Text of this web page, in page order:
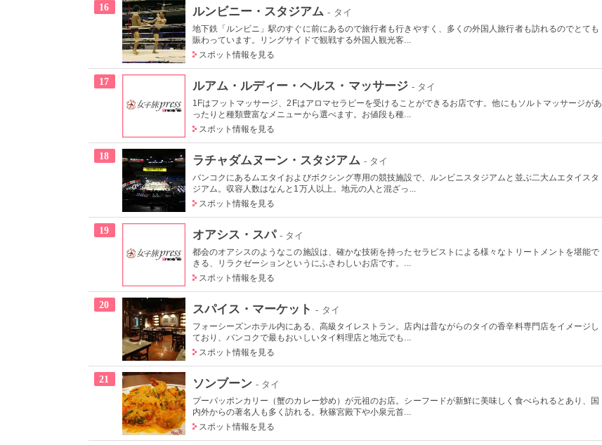
16 ルンビニー・スタジアム - タイ
地下鉄「ルンビニ」駅のすぐに前にあるので旅行者も行きやすく、多くの外国人旅行者も訪れるのでとても
賑わっています。リングサイドで観戦する外国人観光客...
スポット情報を見る
17 ルアム・ルディー・ヘルス・マッサージ - タイ
1Fはフットマッサージ、2Fはアロマセラピーを受けることができるお店です。他にもソルトマッサージがあ
ったりと種類豊富なメニューから選べます。お値段も種...
スポット情報を見る
18 ラチャダムヌーン・スタジアム - タイ
バンコクにあるムエタイおよびボクシング専用の競技施設で、ルンビニスタジアムと並ぶ二大ムエタイスタ
ジアム。収容人数はなんと1万人以上。地元の人と混ざっ...
スポット情報を見る
19 オアシス・スパ - タイ
都会のオアシスのようなこの施設は、確かな技術を持ったセラピストによる様々なトリートメントを堪能で
きる、リラクゼーションというにふさわしいお店です。...
スポット情報を見る
20 スパイス・マーケット - タイ
フォーシーズンホテル内にある、高級タイレストラン。店内は昔ながらのタイの香辛料専門店をイメージし
ており、バンコクで最もおいしいタイ料理店と地元でも...
スポット情報を見る
21 ソンブーン - タイ
プーパッポンカリー（蟹のカレー炒め）が元祖のお店。シーフードが新鮮に美味しく食べられるとあり、国
内外からの著名人も多く訪れる。秋篠宮殿下や小泉元首...
スポット情報を見る